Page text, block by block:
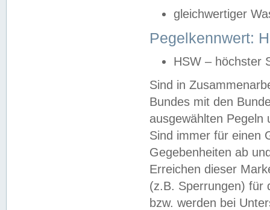
gleichwertiger
Pegelkennwert:
HSW – höchster
Sind in
Bundes mit den
ausgewählten
Sind immer für einen
Gegebenheiten ab
Erreichen dieser
(z.B. Sperrungen) für
bzw. werden bei